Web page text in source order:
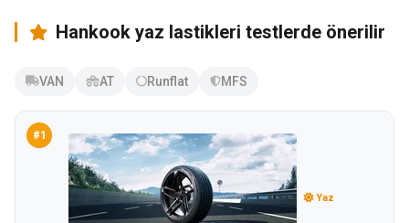
Hankook yaz lastikleri testlerde önerilir
VAN AT Runflat MFS
#1
Yaz